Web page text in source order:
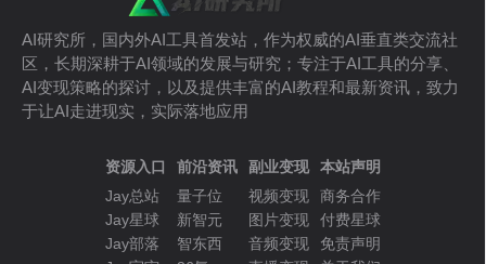
AI研究所，国内外AI工具首发站，作为权威的AI垂直类交流社
区，长期深耕于AI领域的发展与研究；专注于AI工具的分享、
AI变现策略的探讨，以及提供丰富的AI教程和最新资讯，致力
于让AI走进现实，实际落地应用
资源入口
Jay总站
Jay星球
Jay部落
前沿资讯
量子位
新智元
智东西
副业变现
视频变现
图片变现
音频变现
本站声明
商务合作
付费星球
免责声明